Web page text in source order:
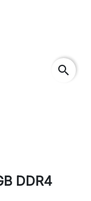
search
DDR4